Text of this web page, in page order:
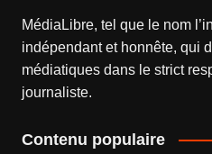
MédiaLibre, tel que le nom
indépendant et honnête, qui
médiatiques dans le strict
journaliste.
Contenu populaire